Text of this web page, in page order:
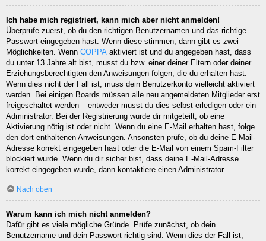
Ich habe mich registriert, kann mich aber nicht anmelden!
Überprüfe zuerst, ob du den richtigen Benutzernamen und das richtige
Passwort eingegeben hast. Wenn diese stimmen, dann gibt es zwei
Möglichkeiten. Wenn COPPA aktiviert ist und du angegeben hast, dass
du unter 13 Jahre alt bist, musst du bzw. einer deiner Eltern oder deiner
Erziehungsberechtigten den Anweisungen folgen, die du erhalten hast.
Wenn dies nicht der Fall ist, muss dein Benutzerkonto vielleicht aktiviert
werden. Bei einigen Boards müssen alle neu angemeldeten Mitglieder erst
freigeschaltet werden – entweder musst du dies selbst erledigen oder ein
Administrator. Bei der Registrierung wurde dir mitgeteilt, ob eine
Aktivierung nötig ist oder nicht. Wenn du eine E-Mail erhalten hast, folge
den dort enthaltenen Anweisungen. Ansonsten prüfe, ob du deine E-Mail-
Adresse korrekt eingegeben hast oder die E-Mail von einem Spam-Filter
blockiert wurde. Wenn du dir sicher bist, dass deine E-Mail-Adresse
korrekt eingegeben wurde, dann kontaktiere einen Administrator.
Nach oben
Warum kann ich mich nicht anmelden?
Dafür gibt es viele mögliche Gründe. Prüfe zunächst, ob dein
Benutzername und dein Passwort richtig sind. Wenn dies der Fall ist,